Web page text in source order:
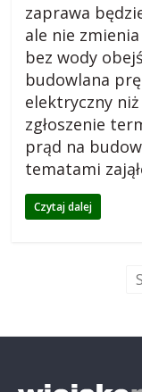
b
o
g
i
zaprawa
ale nie
bez wody
budowlana
elektryczny
zgłoszenie
prąd na
tematami
Czytaj dalej